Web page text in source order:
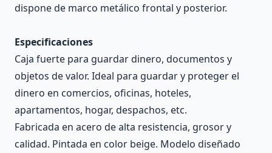
dispone de marco metálico frontal y posterior.
Especificaciones
Caja fuerte para guardar dinero, documentos y
objetos de valor. Ideal para guardar y proteger el
dinero en comercios, oficinas, hoteles,
apartamentos, hogar, despachos, etc.
Fabricada en acero de alta resistencia, grosor y
calidad. Pintada en color beige. Modelo diseñado